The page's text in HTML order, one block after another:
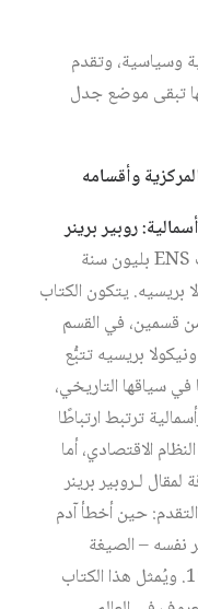
وسياسية، وتقدم
تبقى موضع جدل
وأقسامه
روبير برينر
، عن منشورات ENS بليون سنة
بريسيه. يتكون الكتاب
بريسيه تتبُّع
في سياقها التاريخي،
ترتبط ارتباطًا
الاقتصادي، أما
لـروبير برينر
والتقدم: حين أخطأ آدم
– الصيغة
النهائية لفرضيته التي طرحها عام 1976. ويُمثل هذا الكتاب